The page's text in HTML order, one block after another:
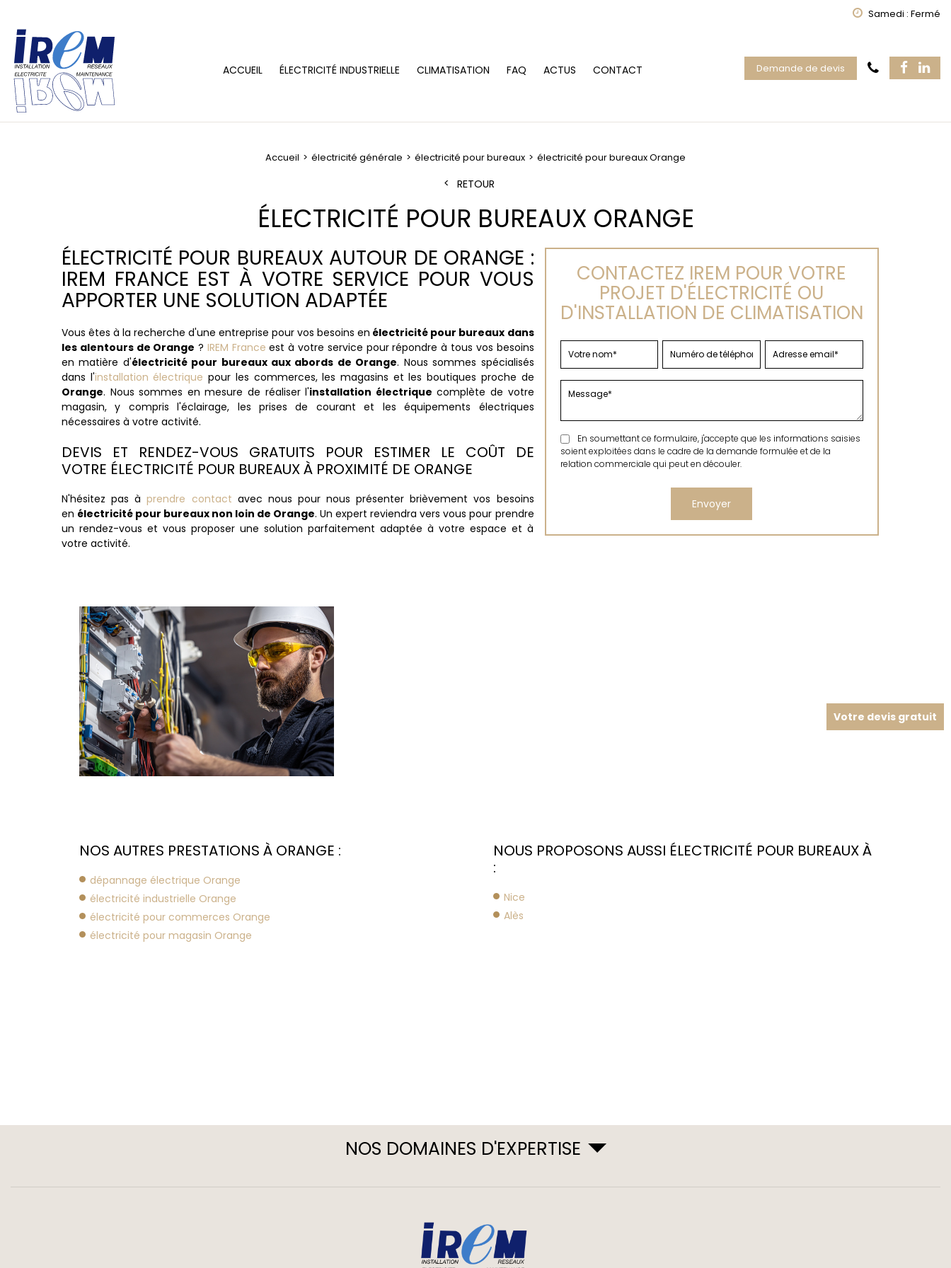
Samedi : Fermé
ACCUEIL ÉLECTRICITÉ INDUSTRIELLE CLIMATISATION FAQ ACTUS CONTACT Demande de devis
Accueil électricité générale électricité pour bureaux électricité pour bureaux Orange
RETOUR
ÉLECTRICITÉ POUR BUREAUX ORANGE
ÉLECTRICITÉ POUR BUREAUX AUTOUR DE ORANGE :
IREM FRANCE EST À VOTRE SERVICE POUR VOUS
APPORTER UNE SOLUTION ADAPTÉE
Vous êtes à la recherche d'une entreprise pour vos besoins en électricité pour bureaux dans
les alentours de Orange ? IREM France est à votre service pour répondre à tous vos besoins
en matière d'électricité pour bureaux aux abords de Orange. Nous sommes spécialisés
dans l'installation électrique pour les commerces, les magasins et les boutiques proche de
Orange. Nous sommes en mesure de réaliser l'installation électrique complète de votre
magasin, y compris l'éclairage, les prises de courant et les équipements électriques
nécessaires à votre activité.
DEVIS ET RENDEZ-VOUS GRATUITS POUR ESTIMER LE COÛT DE
VOTRE ÉLECTRICITÉ POUR BUREAUX À PROXIMITÉ DE ORANGE
N'hésitez pas àprendre contact avec nous pour nous présenter brièvement vos besoins
en électricité pour bureaux non loin de Orange. Un expert reviendra vers vous pour prendre
un rendez-vous et vous proposer une solution parfaitement adaptée à votre espace et à
votre activité.
CONTACTEZ IREM POUR VOTRE
PROJET D'ÉLECTRICITÉ OU
D'INSTALLATION DE CLIMATISATION
En soumettant ce formulaire, j'accepte que les informations saisies
soient exploitées dans le cadre de la demande formulée et de la
relation commerciale qui peut en découler.
NOS AUTRES PRESTATIONS À ORANGE :
dépannage électrique Orange
électricité industrielle Orange
électricité pour commerces Orange
électricité pour magasin Orange
NOUS PROPOSONS AUSSI ÉLECTRICITÉ POUR BUREAUX À
:
Nice
Alès
Votre devis gratuit
NOS DOMAINES D'EXPERTISE